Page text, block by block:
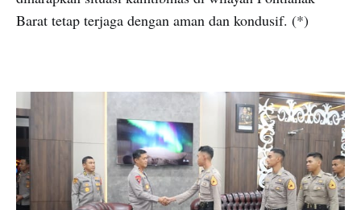
Barat tetap terjaga dengan aman dan kondusif. (*)